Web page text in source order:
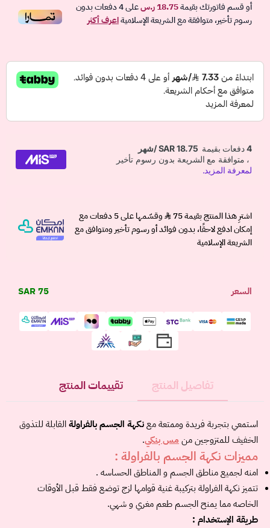
أو قسم فاتورتك بقيمة18.75 ر.س على4دفعات بدون
رسوم تأخير، متوافقة مع الشريعة الإسلاميةاعرف أكثر
اشترِ هذا المنتج بقيمة 75
وقسّمها على 5 دفعات مع
إمكان ادفع لاحقًا، بدون فوائد أو رسوم تأخير ومتوافق مع
الشريعة الإسلامية
السعر 75 SAR
تفاصيل المنتج تقييمات المنتج
استمعي بتجربة فريدة وممتعة معنكهة الجسم بالفراولةالقابلة للتذوق
الخفيف للمتزوجين من مس بنكي.
مميزات نكهة الجسم بالفراولة :
امنه لجميع مناطق الجسم و المناطق الحساسه .
تتميز نكهة الفراولة بتركيبة غنية قوامها لزج توضع فقط قبل الأوقات
الخاصه مما يمنح الجسم طعم مغري و شهي.
طريقة الإستخدام :